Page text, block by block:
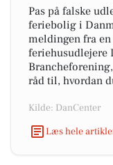
Pas på falske
feriebolig i
meldingen fra
feriehusudlejere
råd til, hvordan
Kilde: DanCenter
Læs hele